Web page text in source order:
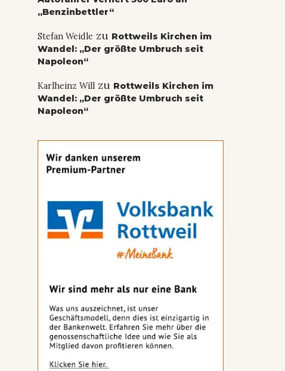
„Benzinbettler“
Stefan Weidle zu Rottweils Kirchen im
Wandel: „Der größte Umbruch seit
Napoleon“
Karlheinz Willzu Rottweils Kirchen im
Wandel: „Der größte Umbruch seit
Napoleon“